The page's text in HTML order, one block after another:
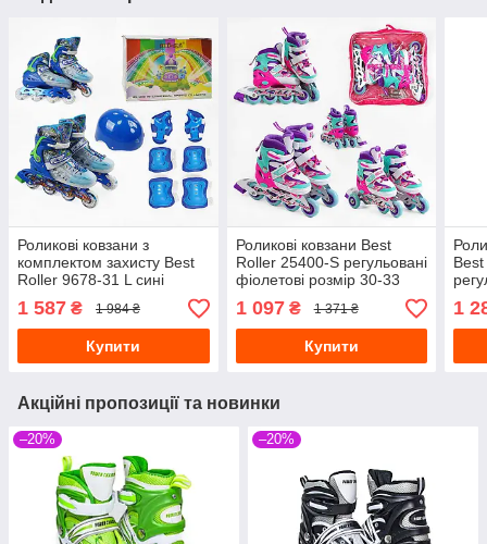
Роликові ковзани з
комплектом захисту Best
Roller 9678-31 L сині
розмір 39-43
1 587 ₴ 1 984 ₴
Купити
Роликові ковзани Best
Roller 25400-S регульовані
фіолетові розмір 30-33
1 097₴ 1 371 ₴
Купити
1
Акційні пропозиції та новинки
–20% –20%